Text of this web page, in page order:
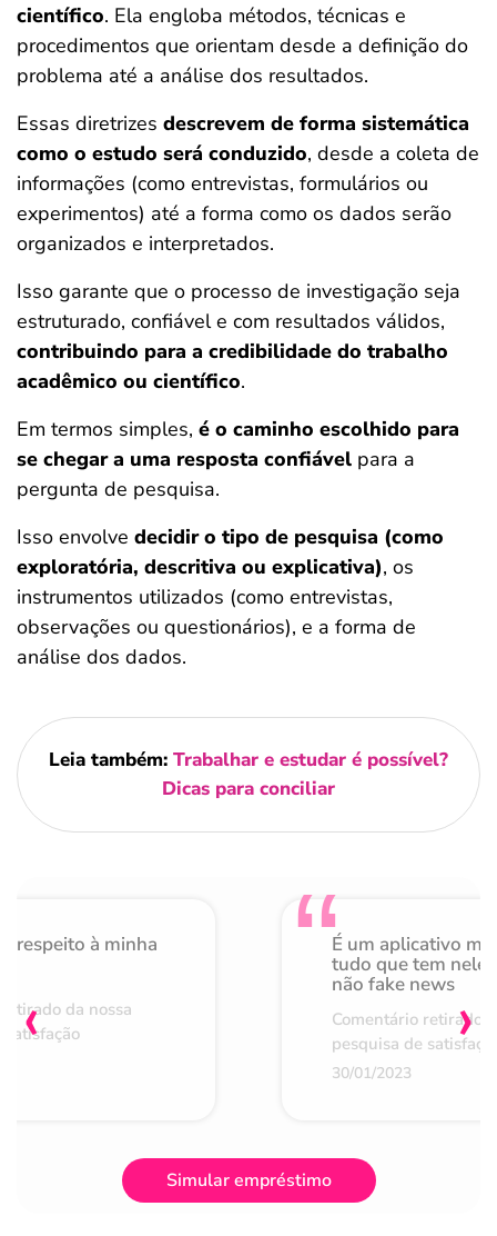
científico. Ela engloba métodos, técnicas e
procedimentos que orientam desde a definição do
problema até a análise dos resultados.
Essas diretrizes descrevem de forma sistemática
como o estudo será conduzido, desde a coleta de
informações (como entrevistas, formulários ou
experimentos) até a forma como os dados serão
organizados e interpretados.
Isso garante que o processo de investigação seja
estruturado, confiável e com resultados válidos,
contribuindo para a credibilidade do trabalho
acadêmico ou científico.
Em termos simples, é o caminho escolhido para
se chegar a uma resposta confiável para a
pergunta de pesquisa.
Isso envolve decidir o tipo de pesquisa (como
exploratória, descritiva ou explicativa), os
instrumentos utilizados (como entrevistas,
observações ou questionários), e a forma de
análise dos dados.
Leia também: Trabalhar e estudar​ é possível?
Dicas para conciliar
respeito à minha
da nossa
É um aplicativo
tudo que tem nele
não fake news
Comentário retirado
pesquisa de
30/01/2023
‹ ›
Simular empréstimo